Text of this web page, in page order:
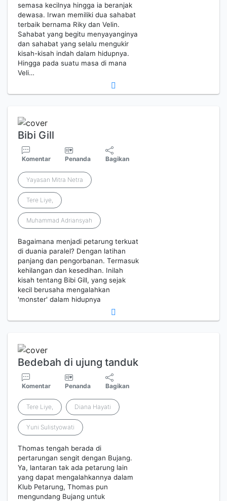
semasa kecilnya hingga ia beranjak
dewasa. Irwan memiliki dua sahabat
terbaik bernama Riky dan Velin.
Sahabat yang begitu menyayanginya
dan sahabat yang selalu mengukir
kisah-kisah indah dalam hidupnya.
Hingga pada suatu masa di mana
Veli…
Bibi Gill
Komentar Penanda Bagikan
Yayasan Mitra Netra
Tere Liye,
Muhammad Adriansyah
Bagaimana menjadi petarung terkuat
di duania paralel? Dengan latihan
panjang dan pengorbanan. Termasuk
kehilangan dan kesedihan. Inilah
kisah tentang Bibi Gill, yang sejak
kecil berusaha mengalahkan
'monster' dalam hidupnya
Bedebah di ujung tanduk
Komentar Penanda Bagikan
Tere Liye, Diana Hayati
Yuni Sulistyowati
Thomas tengah berada di
pertarungan sengit dengan Bujang.
Ya, lantaran tak ada petarung lain
yang dapat mengalahkannya dalam
Klub Petarung, Thomas pun
mengundang Bujang untuk